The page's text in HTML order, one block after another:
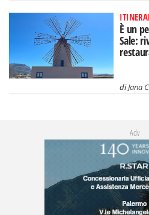
È un
Sale:
diJana
Adv